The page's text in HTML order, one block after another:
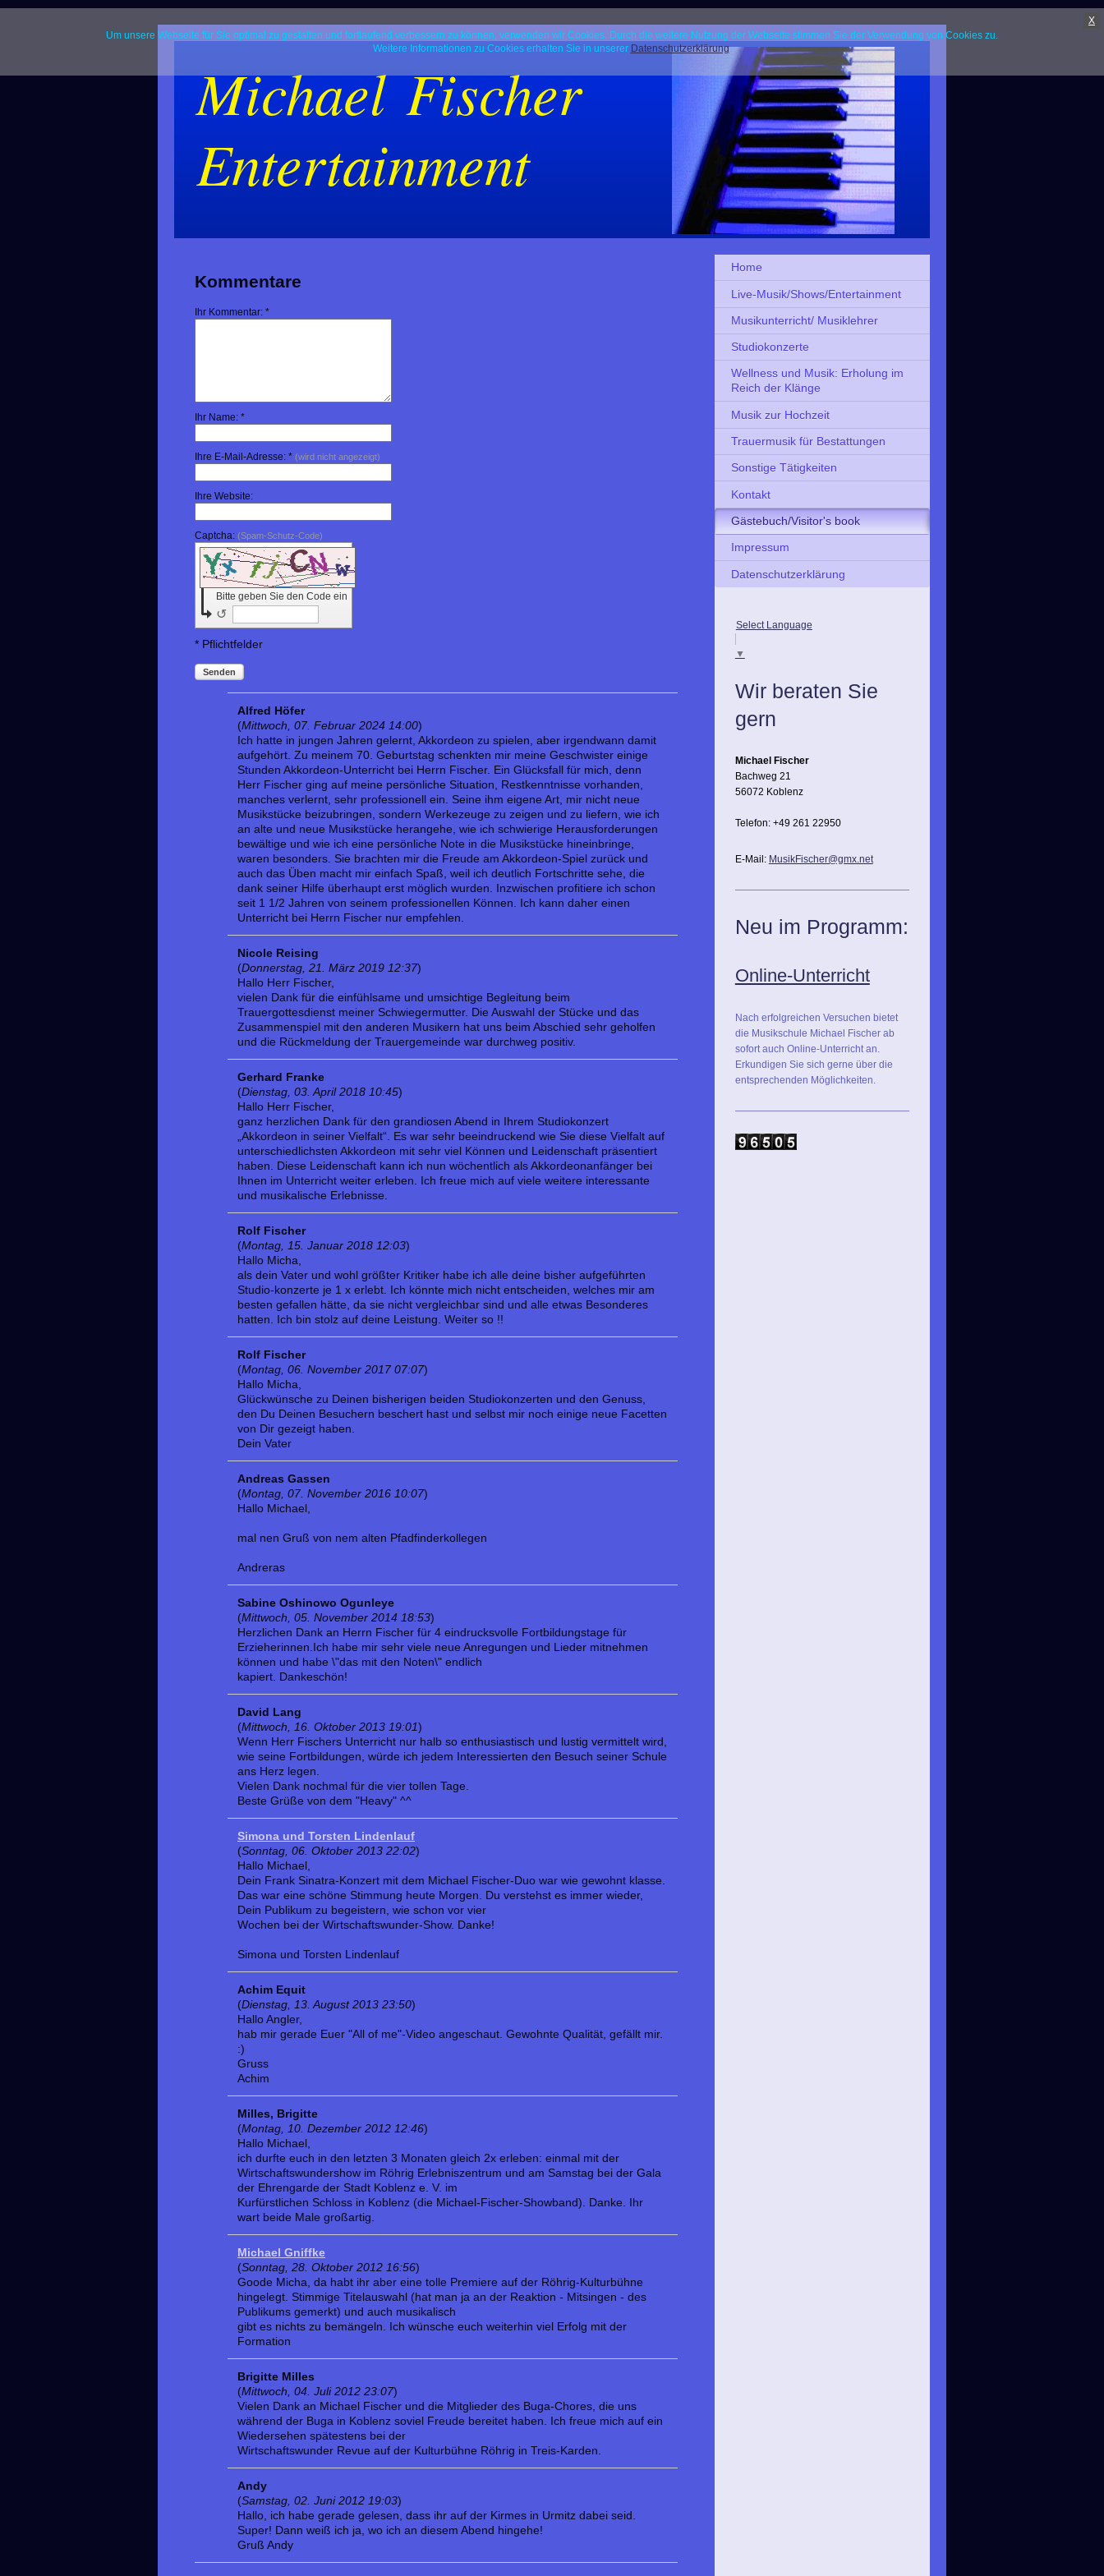
Michael Fischer
Entertainment
Kommentare
Ihr Kommentar: *
Ihr Name: *
Ihre E-Mail-Adresse: * (wird nicht angezeigt)
Ihre Website:
Captcha: (Spam-Schutz-Code)
Bitte geben Sie den Code ein
↺
* Pflichtfelder
Senden
Alfred Höfer
(Mittwoch, 07. Februar 2024 14:00)
Ich hatte in jungen Jahren gelernt, Akkordeon zu spielen, aber irgendwann damit
aufgehört. Zu meinem 70. Geburtstag schenkten mir meine Geschwister einige
Stunden Akkordeon-Unterricht bei Herrn Fischer. Ein Glücksfall für mich, denn
Herr Fischer ging auf meine persönliche Situation, Restkenntnisse vorhanden,
manches verlernt, sehr professionell ein. Seine ihm eigene Art, mir nicht neue
Musikstücke beizubringen, sondern Werkezeuge zu zeigen und zu liefern, wie ich
an alte und neue Musikstücke herangehe, wie ich schwierige Herausforderungen
bewältige und wie ich eine persönliche Note in die Musikstücke hineinbringe,
waren besonders. Sie brachten mir die Freude am Akkordeon-Spiel zurück und
auch das Üben macht mir einfach Spaß, weil ich deutlich Fortschritte sehe, die
dank seiner Hilfe überhaupt erst möglich wurden. Inzwischen profitiere ich schon
seit 1 1/2 Jahren von seinem professionellen Können. Ich kann daher einen
Unterricht bei Herrn Fischer nur empfehlen.
Nicole Reising
(Donnerstag, 21. März 2019 12:37)
Hallo Herr Fischer,
vielen Dank für die einfühlsame und umsichtige Begleitung beim
Trauergottesdienst meiner Schwiegermutter. Die Auswahl der Stücke und das
Zusammenspiel mit den anderen Musikern hat uns beim Abschied sehr geholfen
und die Rückmeldung der Trauergemeinde war durchweg positiv.
Gerhard Franke
(Dienstag, 03. April 2018 10:45)
Hallo Herr Fischer,
ganz herzlichen Dank für den grandiosen Abend in Ihrem Studiokonzert
„Akkordeon in seiner Vielfalt“. Es war sehr beeindruckend wie Sie diese Vielfalt auf
unterschiedlichsten Akkordeon mit sehr viel Können und Leidenschaft präsentiert
haben. Diese Leidenschaft kann ich nun wöchentlich als Akkordeonanfänger bei
Ihnen im Unterricht weiter erleben. Ich freue mich auf viele weitere interessante
und musikalische Erlebnisse.
Rolf Fischer
(Montag, 15. Januar 2018 12:03)
Hallo Micha,
als dein Vater und wohl größter Kritiker habe ich alle deine bisher aufgeführten
Studio-konzerte je 1 x erlebt. Ich könnte mich nicht entscheiden, welches mir am
besten gefallen hätte, da sie nicht vergleichbar sind und alle etwas Besonderes
hatten. Ich bin stolz auf deine Leistung. Weiter so !!
Rolf Fischer
(Montag, 06. November 2017 07:07)
Hallo Micha,
Glückwünsche zu Deinen bisherigen beiden Studiokonzerten und den Genuss,
den Du Deinen Besuchern beschert hast und selbst mir noch einige neue Facetten
von Dir gezeigt haben.
Dein Vater
Andreas Gassen
(Montag, 07. November 2016 10:07)
Hallo Michael,
mal nen Gruß von nem alten Pfadfinderkollegen
Andreras
Sabine Oshinowo Ogunleye
(Mittwoch, 05. November 2014 18:53)
Herzlichen Dank an Herrn Fischer für 4 eindrucksvolle Fortbildungstage für
Erzieherinnen.Ich habe mir sehr viele neue Anregungen und Lieder mitnehmen
können und habe \"das mit den Noten\" endlich
kapiert. Dankeschön!
David Lang
(Mittwoch, 16. Oktober 2013 19:01)
Wenn Herr Fischers Unterricht nur halb so enthusiastisch und lustig vermittelt wird,
wie seine Fortbildungen, würde ich jedem Interessierten den Besuch seiner Schule
ans Herz legen.
Vielen Dank nochmal für die vier tollen Tage.
Beste Grüße von dem "Heavy" ^^
Simona und Torsten Lindenlauf
(Sonntag, 06. Oktober 2013 22:02)
Hallo Michael,
Dein Frank Sinatra-Konzert mit dem Michael Fischer-Duo war wie gewohnt klasse.
Das war eine schöne Stimmung heute Morgen. Du verstehst es immer wieder,
Dein Publikum zu begeistern, wie schon vor vier
Wochen bei der Wirtschaftswunder-Show. Danke!
Simona und Torsten Lindenlauf
Achim Equit
(Dienstag, 13. August 2013 23:50)
Hallo Angler,
hab mir gerade Euer "All of me"-Video angeschaut. Gewohnte Qualität, gefällt mir.
:)
Gruss
Achim
Milles, Brigitte
(Montag, 10. Dezember 2012 12:46)
Hallo Michael,
ich durfte euch in den letzten 3 Monaten gleich 2x erleben: einmal mit der
Wirtschaftswundershow im Röhrig Erlebniszentrum und am Samstag bei der Gala
der Ehrengarde der Stadt Koblenz e. V. im
Kurfürstlichen Schloss in Koblenz (die Michael-Fischer-Showband). Danke. Ihr
wart beide Male großartig.
Michael Gniffke
(Sonntag, 28. Oktober 2012 16:56)
Goode Micha, da habt ihr aber eine tolle Premiere auf der Röhrig-Kulturbühne
hingelegt. Stimmige Titelauswahl (hat man ja an der Reaktion - Mitsingen - des
Publikums gemerkt) und auch musikalisch
gibt es nichts zu bemängeln. Ich wünsche euch weiterhin viel Erfolg mit der
Formation
Brigitte Milles
(Mittwoch, 04. Juli 2012 23:07)
Vielen Dank an Michael Fischer und die Mitglieder des Buga-Chores, die uns
während der Buga in Koblenz soviel Freude bereitet haben. Ich freue mich auf ein
Wiedersehen spätestens bei der
Wirtschaftswunder Revue auf der Kulturbühne Röhrig in Treis-Karden.
Andy
(Samstag, 02. Juni 2012 19:03)
Hallo, ich habe gerade gelesen, dass ihr auf der Kirmes in Urmitz dabei seid.
Super! Dann weiß ich ja, wo ich an diesem Abend hingehe!
Gruß Andy
Home
Live-Musik/Shows/Entertainment
Musikunterricht/ Musiklehrer
Studiokonzerte
Wellness und Musik: Erholung im
Reich der Klänge
Musik zur Hochzeit
Trauermusik für Bestattungen
Sonstige Tätigkeiten
Kontakt
Gästebuch/Visitor's book
Impressum
Datenschutzerklärung
Select Language
▼
Wir beraten Sie
gern
Michael Fischer
Bachweg 21
56072 Koblenz
Telefon: +49 261 22950
E-Mail: MusikFischer@gmx.net
Neu im Programm:
Online-Unterricht
Nach erfolgreichen Versuchen bietet
die Musikschule Michael Fischer ab
sofort auch Online-Unterricht an.
Erkundigen Sie sich gerne über die
entsprechenden Möglichkeiten.
Um unsere Webseite für Sie optimal zu gestalten und fortlaufend verbessern zu können, verwenden wir Cookies. Durch die weitere Nutzung der Webseite stimmen Sie der Verwendung von Cookies zu.
Weitere Informationen zu Cookies erhalten Sie in unserer Datenschutzerklärung.
X